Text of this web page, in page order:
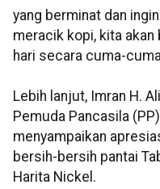
yang berminat dan
meracik kopi, kita
hari secara cuma-
Lebih lanjut, Imran H.
Pemuda Pancasila
menyampaikan
bersih-bersih pantai
Harita Nickel.